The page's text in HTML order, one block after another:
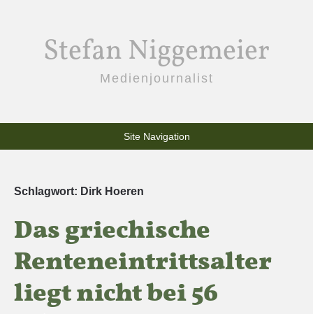
Stefan Niggemeier
Medienjournalist
Site Navigation
Schlagwort: Dirk Hoeren
Das griechische
Renteneintrittsalter
liegt nicht bei 56